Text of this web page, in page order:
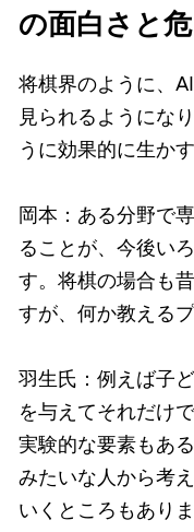
の面白さと
将棋界のように、
見られるようにな
うに効果的に生か
岡本：ある分野で
ることが、今後い
す。将棋の場合も
すが、何か教える
羽生氏：例えば子
を与えてそれだけ
実験的な要素もあ
みたいな人から考
いくところもあり